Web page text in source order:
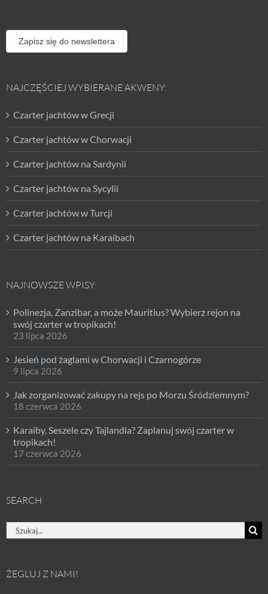
Zapisz się do newslettera
NAJCZĘŚCIEJ WYBIERANE AKWENY:
Czarter jachtów w Grecji
Czarter jachtów w Chorwacji
Czarter jachtów na Sardynii
Czarter jachtów na Sycylii
Czarter jachtów w Turcji
Czarter jachtów na Karaibach
NAJNOWSZE WPISY:
Polinezja, Zanzibar, a może Mauritius? Wybierz rejon na
swój czarter w tropikach!
23 lipca 2026
Jesień pod żaglami w Chorwacji i Czarnogórze
9 lipca 2026
Jak zorganizować zakupy na rejs po Morzu Śródziemnym?
18 czerwca 2026
Karaiby, Seszele czy Tajlandia? Zaplanuj swój czarter w
tropikach!
17 czerwca 2026
SEARCH
Szukaj
ŻEGLUJ Z NAMI!